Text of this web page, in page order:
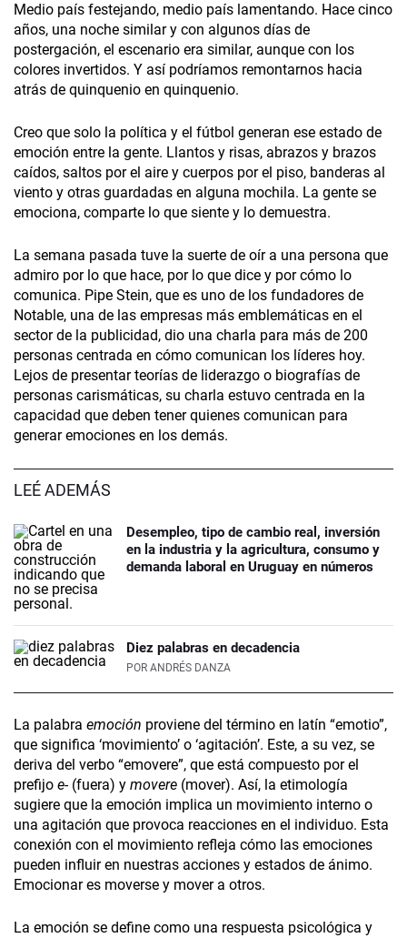
Medio país festejando, medio país lamentando. Hace cinco
años, una noche similar y con algunos días de
postergación, el escenario era similar, aunque con los
colores invertidos. Y así podríamos remontarnos hacia
atrás de quinquenio en quinquenio.
Creo que solo la política y el fútbol generan ese estado de
emoción entre la gente. Llantos y risas, abrazos y brazos
caídos, saltos por el aire y cuerpos por el piso, banderas al
viento y otras guardadas en alguna mochila. La gente se
emociona, comparte lo que siente y lo demuestra.
La semana pasada tuve la suerte de oír a una persona que
admiro por lo que hace, por lo que dice y por cómo lo
comunica. Pipe Stein, que es uno de los fundadores de
Notable, una de las empresas más emblemáticas en el
sector de la publicidad, dio una charla para más de 200
personas centrada en cómo comunican los líderes hoy.
Lejos de presentar teorías de liderazgo o biografías de
personas carismáticas, su charla estuvo centrada en la
capacidad que deben tener quienes comunican para
generar emociones en los demás.
LEÉ ADEMÁS
Desempleo, tipo de cambio real, inversión
en la industria y la agricultura, consumo y
demanda laboral en Uruguay en números
Diez palabras en decadencia
POR ANDRÉS DANZA
La palabra emoción proviene del término en latín “emotio”,
que significa ‘movimiento’ o ‘agitación’. Este, a su vez, se
deriva del verbo “emovere”, que está compuesto por el
prefijo e- (fuera) y movere (mover). Así, la etimología
sugiere que la emoción implica un movimiento interno o
una agitación que provoca reacciones en el individuo. Esta
conexión con el movimiento refleja cómo las emociones
pueden influir en nuestras acciones y estados de ánimo.
Emocionar es moverse y mover a otros.
La emoción se define como una respuesta psicológica y